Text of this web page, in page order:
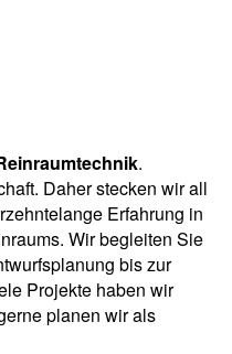
.
Daher stecken wir all
Erfahrung in
Wir begleiten Sie
bis zur
Projekte haben wir
planen wir als